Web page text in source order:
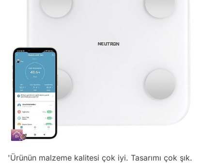
'Ürünün malzeme kalitesi çok iyi. Tasarımı çok şık.